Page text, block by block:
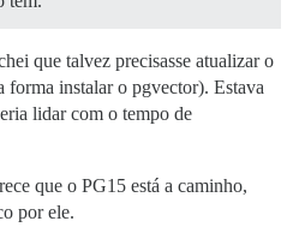
que talvez precisasse atualizar o
forma instalar o pgvector). Estava
lidar com o tempo de
que o PG15 está a caminho,
por ele.